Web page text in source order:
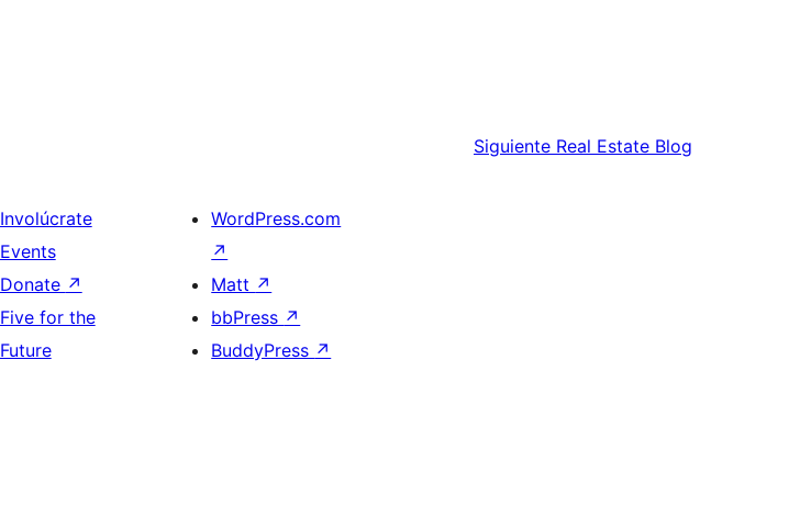
Siguiente Real Estate Blog
Involúcrate
Events
Donate ↗
Five for the
Future
WordPress.com
↗
Matt ↗
bbPress ↗
BuddyPress ↗